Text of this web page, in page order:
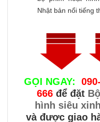
Nhật bản nổi tiếng
GỌI NGAY:
666 để đặt
hình siêu xinh
và được giao